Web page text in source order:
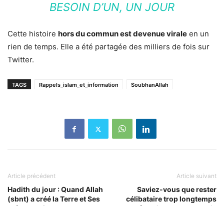
BESOIN D’UN, UN JOUR
Cette histoire hors du commun est devenue virale en un
rien de temps. Elle a été partagée des milliers de fois sur
Twitter.
TAGS Rappels_islam_et_information SoubhanAllah
Article précédent
Hadith du jour : Quand Allah
(sbnt) a créé la Terre et Ses
Article suivant
Saviez-vous que rester
célibataire trop longtemps